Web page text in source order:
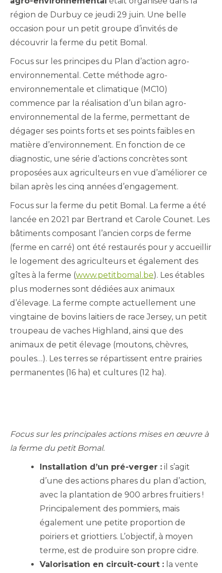
région de Durbuy ce jeudi 29 juin. Une belle
occasion pour un petit groupe d’invités de
découvrir la ferme du petit Bomal.
Focus sur les principes du Plan d’action agro-
environnemental. Cette méthode agro-
environnementale et climatique (MC10)
commence par la réalisation d’un bilan agro-
environnemental de la ferme, permettant de
dégager ses points forts et ses points faibles en
matière d’environnement. En fonction de ce
diagnostic, une série d’actions concrètes sont
proposées aux agriculteurs en vue d’améliorer ce
bilan après les cinq années d’engagement.
Focus sur la ferme du petit Bomal. La ferme a été
lancée en 2021 par Bertrand et Carole Counet. Les
bâtiments composant l’ancien corps de ferme
(ferme en carré) ont été restaurés pour y accueillir
le logement des agriculteurs et également des
gîtes à la ferme (www.petitbomal.be). Les étables
plus modernes sont dédiées aux animaux
d’élevage. La ferme compte actuellement une
vingtaine de bovins laitiers de race Jersey, un petit
troupeau de vaches Highland, ainsi que des
animaux de petit élevage (moutons, chèvres,
poules…). Les terres se répartissent entre prairies
permanentes (16 ha) et cultures (12 ha).
Focus sur les principales actions mises en œuvre à
la ferme du petit Bomal.
Installation d’un pré-verger : il s’agit
d’une des actions phares du plan d’action,
avec la plantation de 900 arbres fruitiers !
Principalement des pommiers, mais
également une petite proportion de
poiriers et griottiers. L’objectif, à moyen
terme, est de produire son propre cidre.
Valorisation en circuit-court : la vente